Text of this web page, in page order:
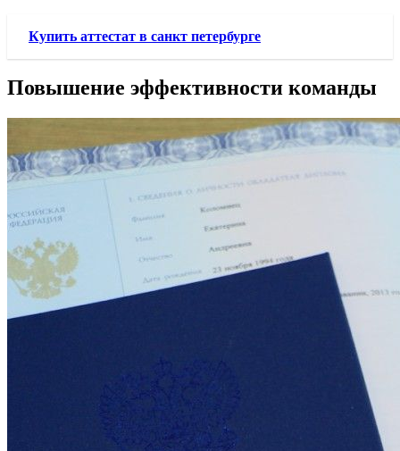
Купить аттестат в санкт петербурге
Повышение эффективности команды